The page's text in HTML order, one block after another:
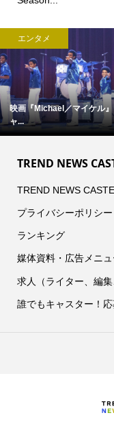
エンタメ
映画『Michael／マイケル
ャ...
TREND NEWS
TREND NEWS
プライバシーポリシー
ランキング
媒体資料・広告メニュ
求人（ライター、編集
誰でもキャスター！